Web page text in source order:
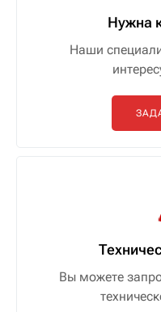
Нужна
Наши
Вы можете